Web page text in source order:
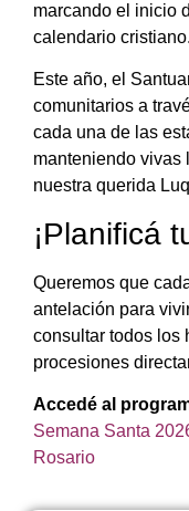
marcando el inicio
calendario cristiano.
Este año, el
comunitarios a
cada una de las
manteniendo vivas
nuestra querida
¡Planificá
Queremos que
antelación para
consultar todos los
procesiones
Accedé al
Semana Santa
Rosario